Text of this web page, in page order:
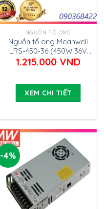
NGUỒN TỔ ONG
Nguồn tổ ong Meanwell
LRS-450-36 (450W 36V
12.5A)
1.215.000 VND
XEM CHI TIẾT
-4%